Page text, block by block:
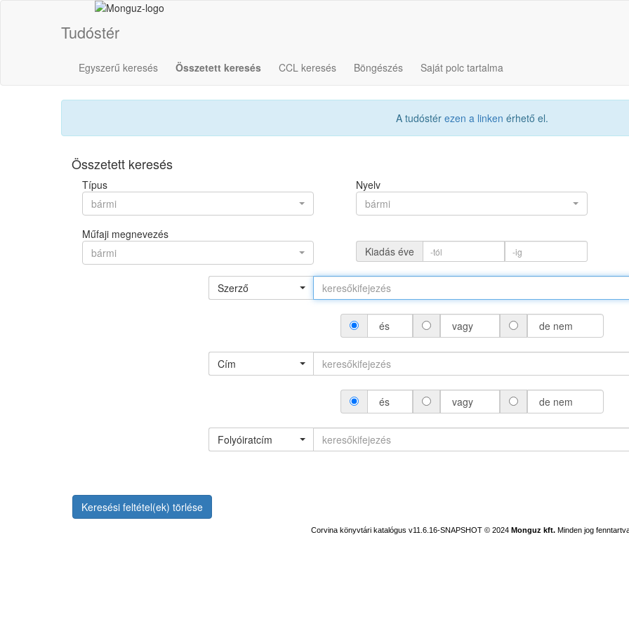
Tudóstér
Egyszerű keresés Összetett keresés CCL keresés Böngészés Saját polc tartalma
A tudóstér ezen a linken érhető el.
Összetett keresés
Típus
bármi
Nyelv
bármi
Műfaji megnevezés
bármi
Kiadás éve
Szerző
és vagy de nem
Cím
és vagy de nem
Folyóiratcím
Keresési feltétel(ek) törlése
Corvina könyvtári katalógus v11.6.16-SNAPSHOT © 2024 Monguz kft. Minden jog